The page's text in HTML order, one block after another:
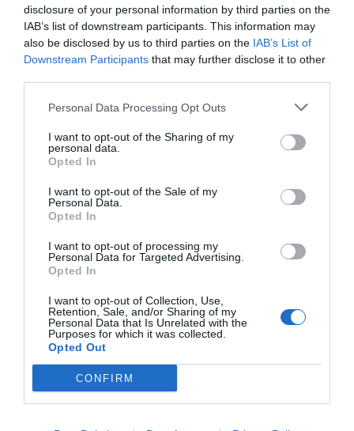
disclosure of your personal information by third parties on the
IAB’s list of downstream participants. This information may
also be disclosed by us to third parties on the IAB’s List of
Downstream Participants that may further disclose it to other
Personal Data Processing Opt Outs
I want to opt-out of the Sharing of my
personal data.
Opted In
I want to opt-out of the Sale of my
Personal Data.
Opted In
I want to opt-out of processing my
Personal Data for Targeted Advertising.
Opted In
I want to opt-out of Collection, Use,
Retention, Sale, and/or Sharing of my
Personal Data that Is Unrelated with the
Purposes for which it was collected.
Opted Out
CONFIRM